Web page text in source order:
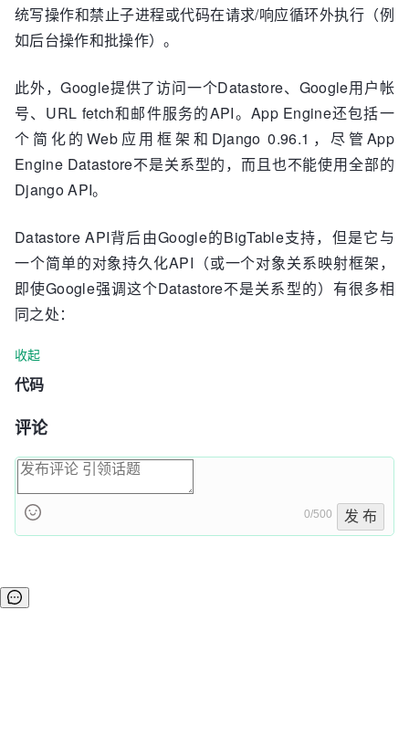
统写操作和禁止子进程或代码在请求/响应循环外执行（例
如后台操作和批操作）。
此外，Google提供了访问一个Datastore、Google用户帐
号、URL fetch和邮件服务的API。App Engine还包括一
个简化的Web应用框架和Django 0.96.1，尽管App
Engine Datastore不是关系型的，而且也不能使用全部的
Django API。
Datastore API背后由Google的BigTable支持，但是它与
一个简单的对象持久化API（或一个对象关系映射框架，
即使Google强调这个Datastore不是关系型的）有很多相
同之处：
收起
代码
评论
0/500 发 布